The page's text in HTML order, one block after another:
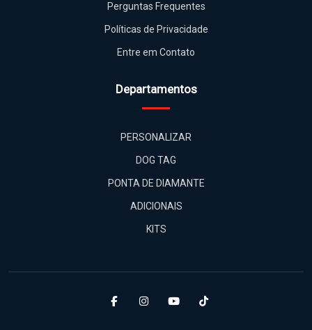
Perguntas Frequentes
Políticas de Privacidade
Entre em Contato
Departamentos
PERSONALIZAR
DOG TAG
PONTA DE DIAMANTE
ADICIONAIS
KITS